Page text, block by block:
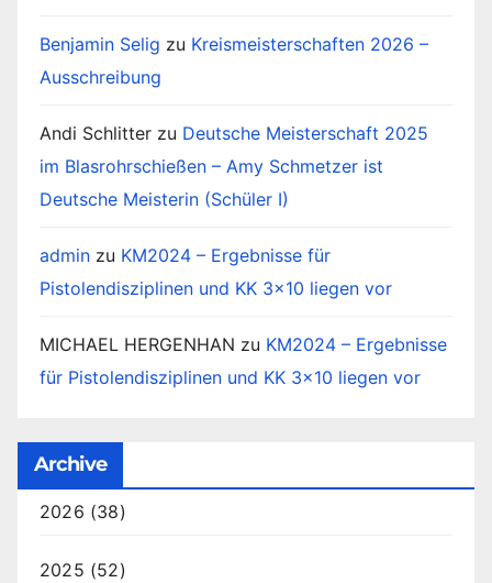
Benjamin Selig zu Kreismeisterschaften 2026 –
Ausschreibung
Andi Schlitter zu Deutsche Meisterschaft 2025
im Blasrohrschießen – Amy Schmetzer ist
Deutsche Meisterin (Schüler I)
admin zu KM2024 – Ergebnisse für
Pistolendisziplinen und KK 3×10 liegen vor
MICHAEL HERGENHAN zu KM2024 – Ergebnisse
für Pistolendisziplinen und KK 3×10 liegen vor
Archive
2026 (38)
2025 (52)